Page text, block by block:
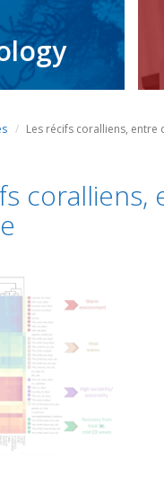
Les récifs coralliens,